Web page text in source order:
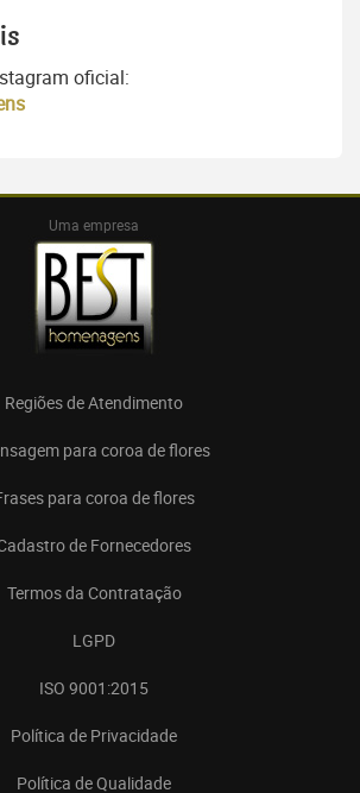
oficial:
Uma empresa
Regiões de Atendimento
para coroa de flores
para coroa de flores
de Fornecedores
Termos da Contratação
LGPD
ISO 9001:2015
Política de Privacidade
Política de Qualidade